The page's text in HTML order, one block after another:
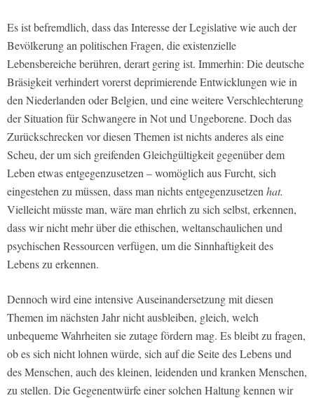
Es ist befremdlich, dass das Interesse der Legislative wie auch der
Bevölkerung an politischen Fragen, die existenzielle
Lebensbereiche berühren, derart gering ist. Immerhin: Die deutsche
Bräsigkeit verhindert vorerst deprimierende Entwicklungen wie in
den Niederlanden oder Belgien, und eine weitere Verschlechterung
der Situation für Schwangere in Not und Ungeborene. Doch das
Zurückschrecken vor diesen Themen ist nichts anderes als eine
Scheu, der um sich greifenden Gleichgültigkeit gegenüber dem
Leben etwas entgegenzusetzen – womöglich aus Furcht, sich
eingestehen zu müssen, dass man nichts entgegenzusetzen hat.
Vielleicht müsste man, wäre man ehrlich zu sich selbst, erkennen,
dass wir nicht mehr über die ethischen, weltanschaulichen und
psychischen Ressourcen verfügen, um die Sinnhaftigkeit des
Lebens zu erkennen.
Dennoch wird eine intensive Auseinandersetzung mit diesen
Themen im nächsten Jahr nicht ausbleiben, gleich, welch
unbequeme Wahrheiten sie zutage fördern mag. Es bleibt zu fragen,
ob es sich nicht lohnen würde, sich auf die Seite des Lebens und
des Menschen, auch des kleinen, leidenden und kranken Menschen,
zu stellen. Die Gegenentwürfe einer solchen Haltung kennen wir